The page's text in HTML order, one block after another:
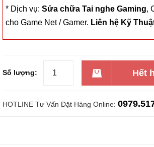
* Dịch vụ: Sửa chữa Tai nghe Gaming,
cho Game Net / Gamer. Liên hệ Kỹ
Số lượng: Hết
HOTLINE Tư Vấn Đặt Hàng Online: